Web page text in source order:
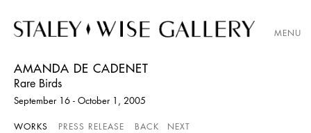
MENU
AMANDA DE CADENET
Rare Birds
September 16 - October 1, 2005
WORKS PRESS RELEASE BACK NEXT